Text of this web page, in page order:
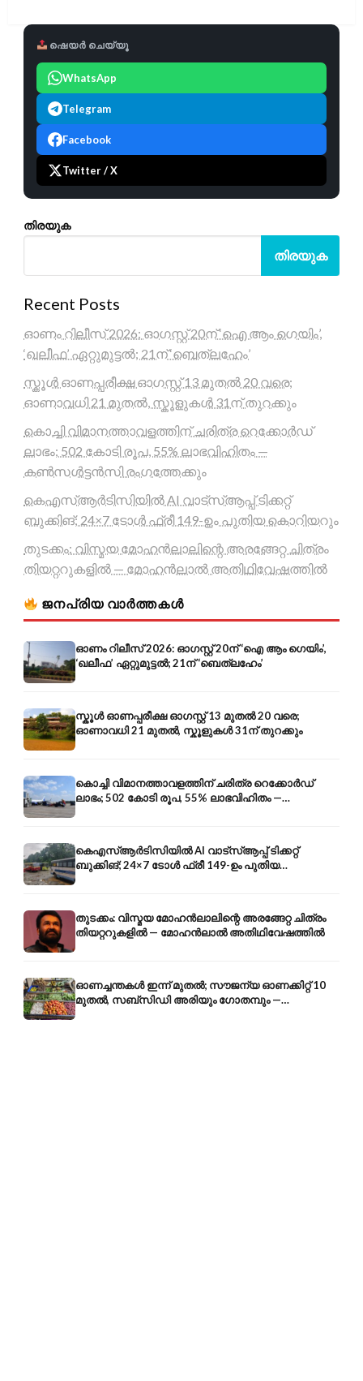
ഷെയർ ചെയ്യൂ
WhatsApp
Telegram
Facebook
Twitter / X
തിരയുക
തിരയുക
Recent Posts
ഓണം റിലീസ് 2026: ഓഗസ്റ്റ് 20ന് ‘ഐ ആം ഗെയിം’,
‘ഖലീഫ’ ഏറ്റുമുട്ടൽ; 21ന് ‘ബെത്‌ലഹേം’
സ്കൂൾ ഓണപ്പരീക്ഷ ഓഗസ്റ്റ് 13 മുതൽ 20 വരെ;
ഓണാവധി 21 മുതൽ, സ്കൂളുകൾ 31ന് തുറക്കും
കൊച്ചി വിമാനത്താവളത്തിന് ചരിത്ര റെക്കോർഡ്
ലാഭം; 502 കോടി രൂപ, 55% ലാഭവിഹിതം —
കൺസൾട്ടൻസി രംഗത്തേക്കും
കെഎസ്ആർടിസിയിൽ AI വാട്സ്ആപ്പ് ടിക്കറ്റ്
ബുക്കിങ്; 24×7 ടോൾ ഫ്രീ 149-ഉം പുതിയ കൊറിയറും
തുടക്കം: വിസ്മയ മോഹൻലാലിന്റെ അരങ്ങേറ്റ ചിത്രം
തിയറ്ററുകളിൽ — മോഹൻലാൽ അതിഥിവേഷത്തിൽ
ജനപ്രിയ വാർത്തകൾ
ഓണം റിലീസ് 2026: ഓഗസ്റ്റ് 20ന് ‘ഐ ആം ഗെയിം’,
‘ഖലീഫ’ ഏറ്റുമുട്ടൽ; 21ന് ‘ബെത്‌ലഹേം’
സ്കൂൾ ഓണപ്പരീക്ഷ ഓഗസ്റ്റ് 13 മുതൽ 20 വരെ;
ഓണാവധി 21 മുതൽ, സ്കൂളുകൾ 31ന് തുറക്കും
കൊച്ചി വിമാനത്താവളത്തിന് ചരിത്ര റെക്കോർഡ്
ലാഭം; 502 കോടി രൂപ, 55% ലാഭവിഹിതം —
കൺസൾട്ടൻസി രംഗത്തേക്കും
കെഎസ്ആർടിസിയിൽ AI വാട്സ്ആപ്പ് ടിക്കറ്റ്
ബുക്കിങ്; 24×7 ടോൾ ഫ്രീ 149-ഉം പുതിയ
കൊറിയറും
തുടക്കം: വിസ്മയ മോഹൻലാലിന്റെ അരങ്ങേറ്റ ചിത്രം
തിയറ്ററുകളിൽ — മോഹൻലാൽ അതിഥിവേഷത്തിൽ
ഓണച്ചന്തകൾ ഇന്ന് മുതൽ; സൗജന്യ ഓണക്കിറ്റ് 10
മുതൽ, സബ്സിഡി അരിയും ഗോതമ്പും —
വിലക്കയറ്റത്തിന് കടിഞ്ഞാൺ